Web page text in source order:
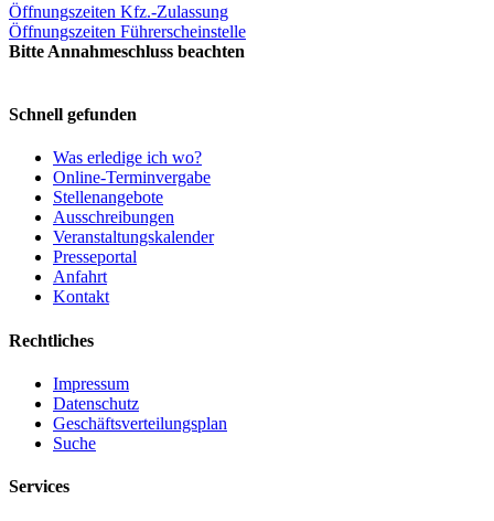
Öffnungszeiten Kfz.-Zulassung
Öffnungszeiten Führerscheinstelle
Bitte Annahmeschluss beachten
Schnell gefunden
Was erledige ich wo?
Online-Terminvergabe
Stellenangebote
Ausschreibungen
Veranstaltungskalender
Presseportal
Anfahrt
Kontakt
Rechtliches
Impressum
Datenschutz
Geschäftsverteilungsplan
Suche
Services